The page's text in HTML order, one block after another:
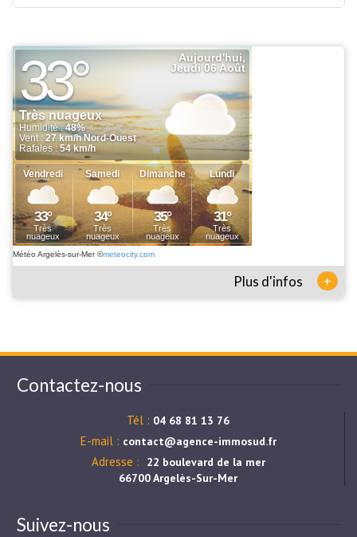
Météo Argelès-sur-Mer©meteocity.com
Plus d'infos +
Contactez-nous
Tél : 04 68 81 13 76
E-mail : contact@agence-immosud.fr
Adresse :
22 boulevard de la mer
66700 Argelès-Sur-Mer
Suivez-nous